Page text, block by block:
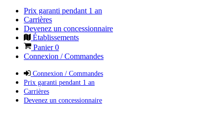
Prix garanti pendant 1 an
Carrières
Devenez un concessionnaire
Établissements
Panier0
Connexion / Commandes
Connexion / Commandes
Prix garanti pendant 1 an
Carrières
Devenez un concessionnaire